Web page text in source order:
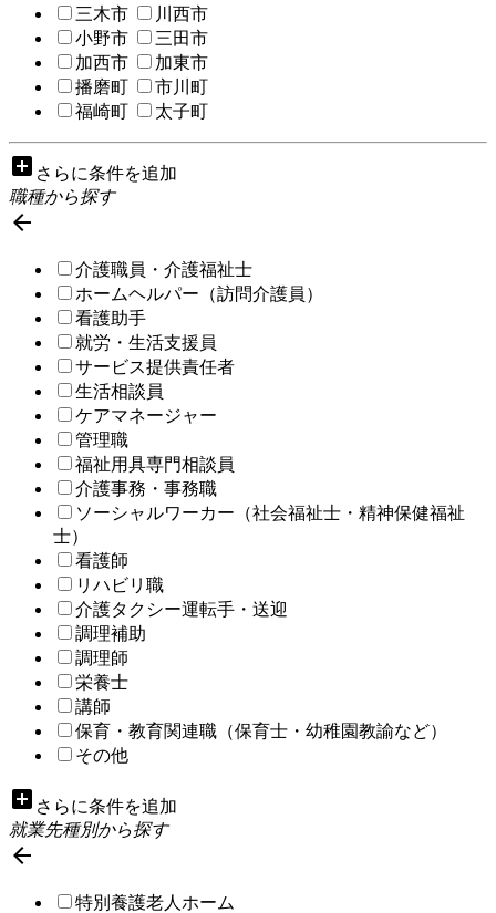
三木市
川西市
小野市
三田市
加西市
加東市
播磨町
市川町
福崎町
太子町
add_box さらに条件を追加
職種から探す

介護職員・介護福祉士
ホームヘルパー（訪問介護員）
看護助手
就労・生活支援員
サービス提供責任者
生活相談員
ケアマネージャー
管理職
福祉用具専門相談員
介護事務・事務職
ソーシャルワーカー（社会福祉士・精神保健福祉
士）
看護師
リハビリ職
介護タクシー運転手・送迎
調理補助
調理師
栄養士
講師
保育・教育関連職（保育士・幼稚園教諭など）
その他
add_box さらに条件を追加
就業先種別から探す

特別養護老人ホーム